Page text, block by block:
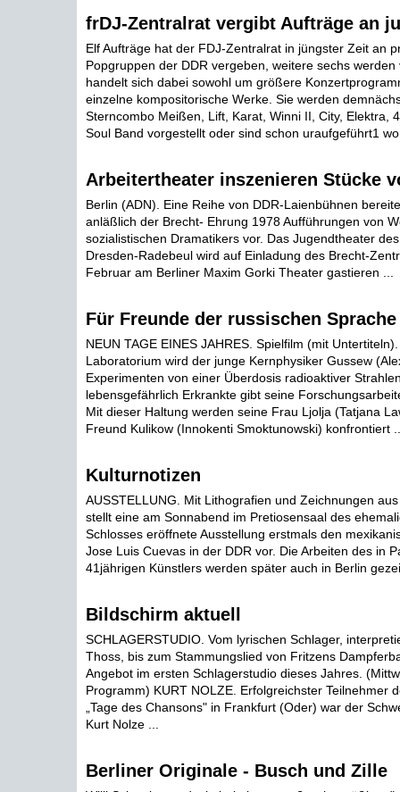
frDJ-Zentralrat vergibt Aufträge an
Elf Aufträge hat der FDJ-Zentralrat in jüngster Zeit an
Popgruppen der DDR vergeben, weitere sechs werden
handelt sich dabei sowohl um größere
einzelne kompositorische Werke. Sie werden
Sterncombo Meißen, Lift, Karat, Winni II, City, Elektra,
Soul Band vorgestellt oder sind schon uraufgeführt1
Arbeitertheater inszenieren Stücke
Berlin (ADN). Eine Reihe von DDR-Laienbühnen
anläßlich der Brecht- Ehrung 1978 Aufführungen von
sozialistischen Dramatikers vor. Das Jugendtheater
Dresden-Radebeul wird auf Einladung des Brecht-
Februar am Berliner Maxim Gorki Theater gastieren ...
Für Freunde der russischen Sprache
NEUN TAGE EINES JAHRES. Spielfilm (mit
Laboratorium wird der junge Kernphysiker Gussew
Experimenten von einer Überdosis radioaktiver
lebensgefährlich Erkrankte gibt seine
Mit dieser Haltung werden seine Frau Ljolja (Tatjana
Freund Kulikow (Innokenti Smoktunowski) konfrontiert
Kulturnotizen
AUSSTELLUNG. Mit Lithografien und Zeichnungen
stellt eine am Sonnabend im Pretiosensaal des
Schlosses eröffnete Ausstellung erstmals den
Jose Luis Cuevas in der DDR vor. Die Arbeiten des in
41jährigen Künstlers werden später auch in Berlin
Bildschirm aktuell
SCHLAGERSTUDIO. Vom lyrischen Schlager,
Thoss, bis zum Stammungslied von Fritzens
Angebot im ersten Schlagerstudio dieses Jahres.
Programm) KURT NOLZE. Erfolgreichster Teilnehmer
„Tage des Chansons" in Frankfurt (Oder) war der
Kurt Nolze ...
Berliner Originale - Busch und Zille